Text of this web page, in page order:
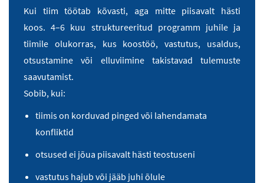
Kui tiim töötab kõvasti, aga mitte piisavalt hästi
koos.4–6 kuu struktureeritud programm juhile ja
tiimile olukorras, kus koostöö, vastutus, usaldus,
otsustamine või elluviimine takistavad tulemuste
saavutamist.
Sobib, kui:
tiimis on korduvad pinged või lahendamata
konfliktid
otsused ei jõua piisavalt hästi teostuseni
vastutus hajub või jääb juhi õlule